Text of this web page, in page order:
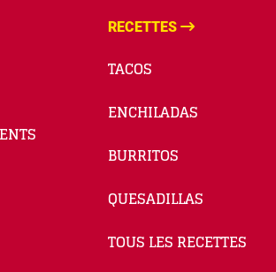
RECETTES
TACOS
ENCHILADAS
BURRITOS
QUESADILLAS
TOUS LES RECETTES